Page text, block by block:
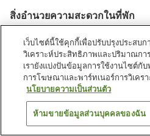
สิ่งอำนวยความสะดวกในที่พัก
สปา/บิวตี้ซาลอน
หน้าแรก ญี่ปุ่น โคจิ นครโคจิ
ค้นหาห้อง
เว็บไซต์นี้ใช้คุกกี้เพื่อปรับปรุงประสบ
วิเคราะห์ประสิทธิภาพและปริมาณกา
เรายังแบ่งปันข้อมูลการใช้งานไซต์กับ
การโฆษณาและพาร์ทเนอร์การวิเครา
นโยบายความเป็นส่วนตัว
ห้ามขายข้อมูลส่วนบุคคลของฉัน